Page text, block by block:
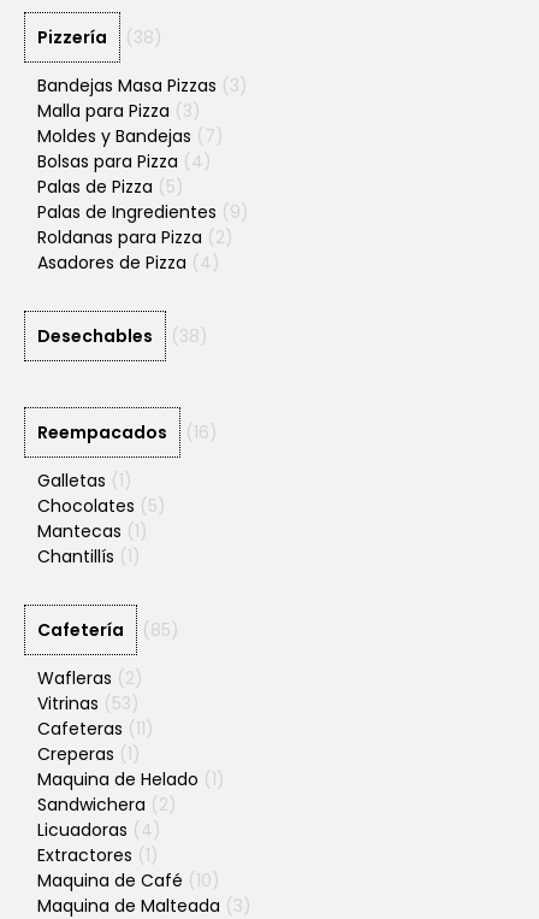
Pizzería
(38)
Bandejas Masa Pizzas (3)
Malla para Pizza (3)
Moldes y Bandejas (7)
Bolsas para Pizza (4)
Palas de Pizza (5)
Palas de Ingredientes (9)
Roldanas para Pizza (2)
Asadores de Pizza (4)
Desechables (38)
Reempacados
(16)
Galletas (1)
Chocolates (5)
Mantecas (1)
Chantillís (1)
Cafetería
(85)
Wafleras (2)
Vitrinas (53)
Cafeteras (11)
Creperas (1)
Maquina de Helado (1)
Sandwichera (2)
Licuadoras (4)
Extractores (1)
Maquina de Café (10)
Maquina de Malteada (3)